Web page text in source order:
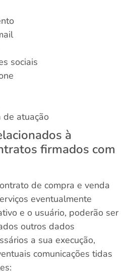
sociais
de atuação
à
firmados com
de compra e venda
eventualmente
e o usuário, poderão ser
outros dados
a sua execução,
comunicações tidas